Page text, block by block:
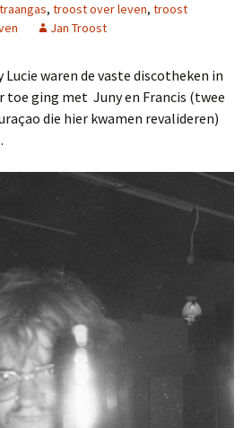
traangas, troost over leven, troost
Jan Troost
waren de vaste discotheken in
toe ging met Juny en Francis (twee
die hier kwamen revalideren)